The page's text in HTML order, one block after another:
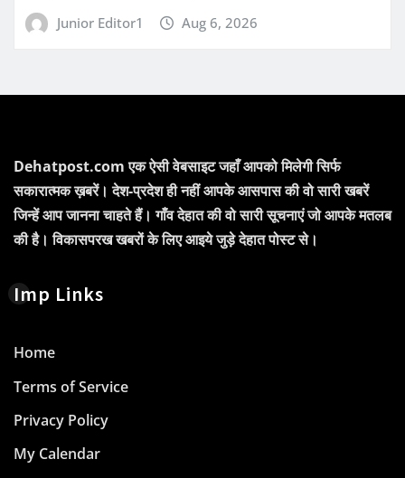
Junior Editor1 Aug 6, 2026
Dehatpost.com एक ऐसी वेबसाइट जहाँ आपको मिलेगी सिर्फ
सकारात्मक ख़बरें। देश-प्रदेश ही नहीं आपके आसपास की वो सारी खबरें
जिन्हें आप जानना चाहते हैं। गाँव देहात की वो सारी सूचनाएं जो आपके मतलब
की है। विकासपरख खबरों के लिए आइये जुड़े देहात पोस्ट से।
Imp Links
Home
Terms of Service
Privacy Policy
My Calendar